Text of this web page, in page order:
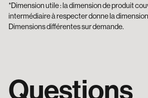
*Dimension utile : la dimension de produit
intermédiaire à respecter donne la
Dimensions différentes sur demande.
Questions